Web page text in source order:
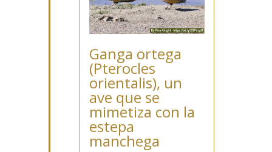
Ganga ortega
(Pterocles
orientalis), un
ave que se
mimetiza con la
estepa
manchega